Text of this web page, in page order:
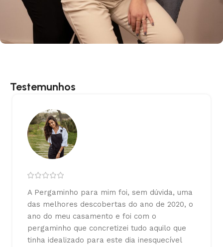
Testemunhos
A Pergaminho para mim foi, sem dúvida, uma
das melhores descobertas do ano de 2020, o
ano do meu casamento e foi com o
pergaminho que concretizei tudo aquilo que
tinha idealizado para este dia inesquecível